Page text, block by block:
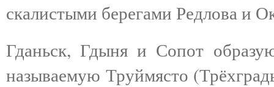
скалистыми берегами Редлова и
Гданьск, Гдыня и Сопот
называемую Труймясто